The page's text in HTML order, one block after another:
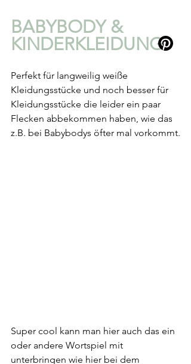
BABYBODY &
KINDERKLEIDUNG
Perfekt für langweilig weiße
Kleidungsstücke und noch besser für
Kleidungsstücke die leider ein paar
Flecken abbekommen haben, wie das
z.B. bei Babybodys öfter mal vorkommt.
Super cool kann man hier auch das ein
oder andere Wortspiel mit
unterbringen wie hier bei dem